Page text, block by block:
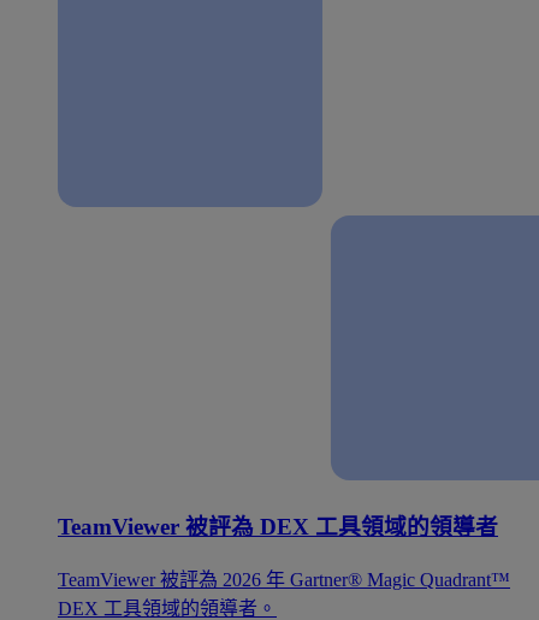
TeamViewer 被評為 DEX 工具領域的領導者
TeamViewer 被評為 2026 年 Gartner® Magic Quadrant™
DEX 工具領域的領導者。